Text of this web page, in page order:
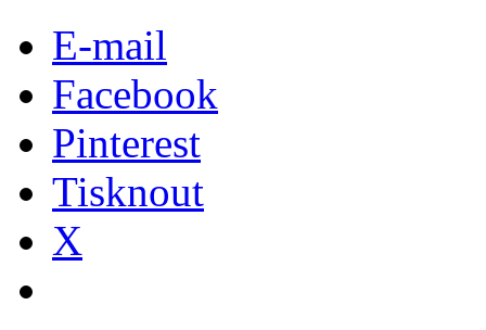
E-mail
Facebook
Pinterest
Tisknout
X